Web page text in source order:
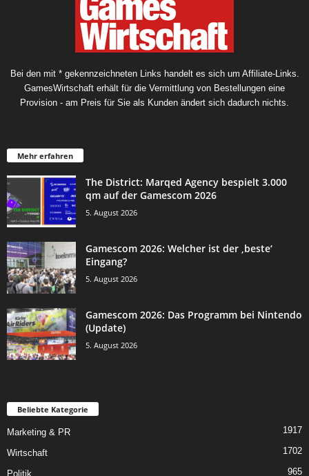
Bei den mit * gekennzeichneten Links handelt es sich um Affiliate-Links.
GamesWirtschaft erhält für die Vermittlung von Bestellungen eine
Provision - am Preis für Sie als Kunden ändert sich dadurch nichts.
Mehr erfahren
The District: Marqed Agency bespielt 3.000
qm auf der Gamescom 2026
5. August 2026
Gamescom 2026: Welcher ist der ‚beste‘
Eingang?
5. August 2026
Gamescom 2026: Das Programm bei Nintendo
(Update)
5. August 2026
Beliebte Kategorie
Marketing & PR 1917
Wirtschaft 1702
Politik 965